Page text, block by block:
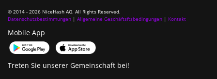
© 2014 - 2026 NiceHash AG. All Rights Reserved.
Datenschutzbestimmungen | Allgemeine Geschäftsftsbedingungen | Kontakt
Mobile App
Treten Sie unserer Gemeinschaft bei!